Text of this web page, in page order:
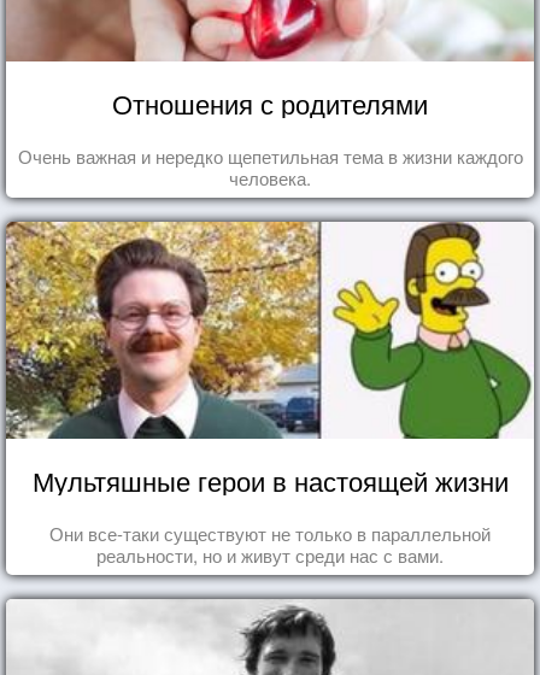
Отношения с родителями
Очень важная и нередко щепетильная тема в жизни каждого
человека.
Мультяшные герои в настоящей жизни
Они все-таки существуют не только в параллельной
реальности, но и живут среди нас с вами.